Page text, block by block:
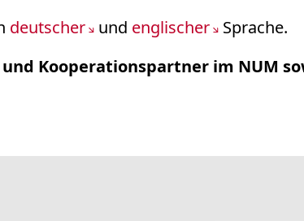
deutscher und englischer
Sprache.
Kooperationspartner im NUM